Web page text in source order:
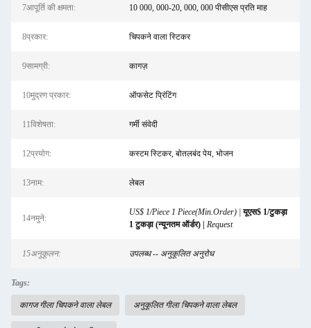
7आपूर्ति की क्षमता: 10 000, 000-20, 000, 000 पीसीएस प्रति माह
8प्रकार: चिपकने वाला स्टिकर
9सामग्री: कागज़
10मुद्रण प्रकार: ऑफसेट प्रिंटिंग
11विशेषता: गर्मी संवेदी
12प्रयोग: कस्टम स्टिकर, बोतलबंद पेय, भोजन
13नाम: लेबल
14नमुने:
US$ 1/Piece 1 Piece(Min.Order) |
यूएस$ 1/टुकड़ा
1 टुकड़ा (न्यूनतम ऑर्डर) |
Request
15अनुकूलन: उपलब्ध -- अनुकूलित अनुरोध
Tags:
कागज गीला चिपकने वाला लेबल अनुकूलित गीला चिपकने वाला लेबल